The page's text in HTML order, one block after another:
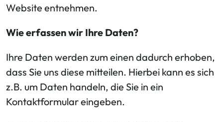
Website entnehmen.
Wie erfassen wir Ihre Daten?
Ihre Daten werden zum einen dadurch erhoben,
dass Sie uns diese mitteilen. Hierbei kann es sich
z.B. um Daten handeln, die Sie in ein
Kontaktformular eingeben.